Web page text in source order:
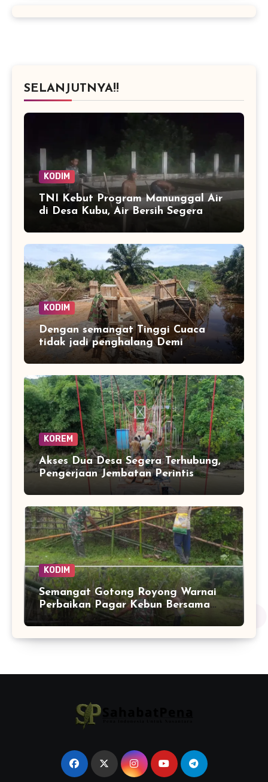
SELANJUTNYA!!
KODIM
TNI Kebut Program Manunggal Air
di Desa Kubu, Air Bersih Segera
KODIM
Dengan semangat Tinggi Cuaca
tidak jadi penghalang Demi
tuntaskan Jembatan Aramco Desa
Paya laot untuk Percepat Akses
warag
KOREM
Akses Dua Desa Segera Terhubung,
Pengerjaan Jembatan Perintis
Garuda Masuki Tahap Akhir
KODIM
Semangat Gotong Royong Warnai
Perbaikan Pagar Kebun Bersama
Babinsa dan Warga